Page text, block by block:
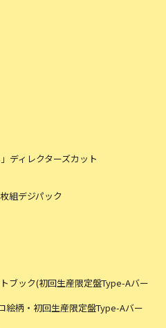
ディレクターズカット
組デジパック
ブック(初回生産限定盤Type-Aバー
柄・初回生産限定盤Type-Aバー